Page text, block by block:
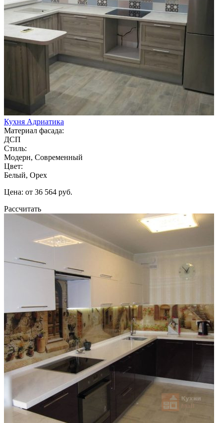
Кухня Адриатика
Материал фасада:
ДСП
Стиль:
Модерн, Современный
Цвет:
Белый, Орех
Цена: от 36 564 руб.
Рассчитать